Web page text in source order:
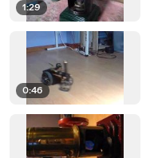
1:29
0:46